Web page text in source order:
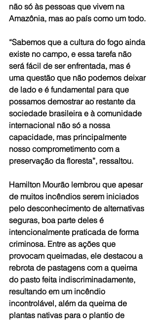
não só às pessoas que vivem na
Amazônia, mas ao país como um todo.
“Sabemos que a cultura do fogo ainda
existe no campo, e essa tarefa não
será fácil de ser enfrentada, mas é
uma questão que não podemos deixar
de lado e é fundamental para que
possamos demostrar ao restante da
sociedade brasileira e à comunidade
internacional não só a nossa
capacidade, mas principalmente
nosso comprometimento com a
preservação da floresta”, ressaltou.
Hamilton Mourão lembrou que apesar
de muitos incêndios serem iniciados
pelo desconhecimento de alternativas
seguras, boa parte deles é
intencionalmente praticada de forma
criminosa. Entre as ações que
provocam queimadas, ele destacou a
rebrota de pastagens com a queima
do pasto feita indiscriminadamente,
resultando em um incêndio
incontrolável, além da queima de
plantas nativas para o plantio de